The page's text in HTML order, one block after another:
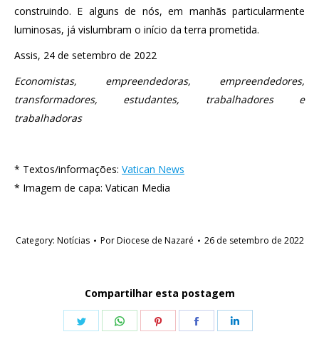
construindo. E alguns de nós, em manhãs particularmente
luminosas, já vislumbram o início da terra prometida.
Assis, 24 de setembro de 2022
Economistas, empreendedoras, empreendedores,
transformadores, estudantes, trabalhadores e
trabalhadoras
* Textos/informações: Vatican News
* Imagem de capa: Vatican Media
Category: Notícias PorDiocese de Nazaré 26 de setembro de 2022
Compartilhar esta postagem
Share
Share
Share
Share